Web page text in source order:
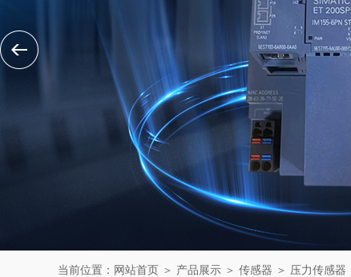
当前位置： 网站首页 ＞ 产品展示 ＞ 传感器 ＞ 压力传感器